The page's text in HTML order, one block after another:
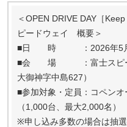
＜OPEN DRIVE DAY［
ピードウェイ 概要＞
■日 時 ：2026年5月
■会 場 ：富士スピード
大御神字中島627）
■参加対象・定員：コペン
（1,000台、最大2,000名）
※申し込み多数の場合は抽